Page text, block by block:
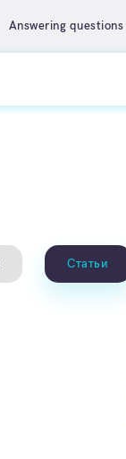
Answering questions
Статьи